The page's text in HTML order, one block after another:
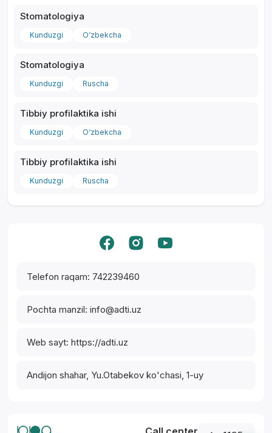
Telefon raqam: 742239460
Pochta manzil: info@adti.uz
Web sayt: https://adti.uz
Andijon shahar, Yu.Otabekov ko'chasi, 1-uy
Stomatologiya
Kunduzgi O‘zbekcha
Stomatologiya
Kunduzgi Ruscha
Tibbiy profilaktika ishi
Kunduzgi O‘zbekcha
Tibbiy profilaktika ishi
Kunduzgi Ruscha
Yordam markazi